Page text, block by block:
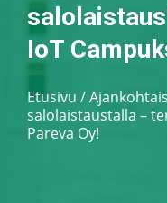
IoT
Etusivu /
salolaistaustalla –
Pareva Oy!